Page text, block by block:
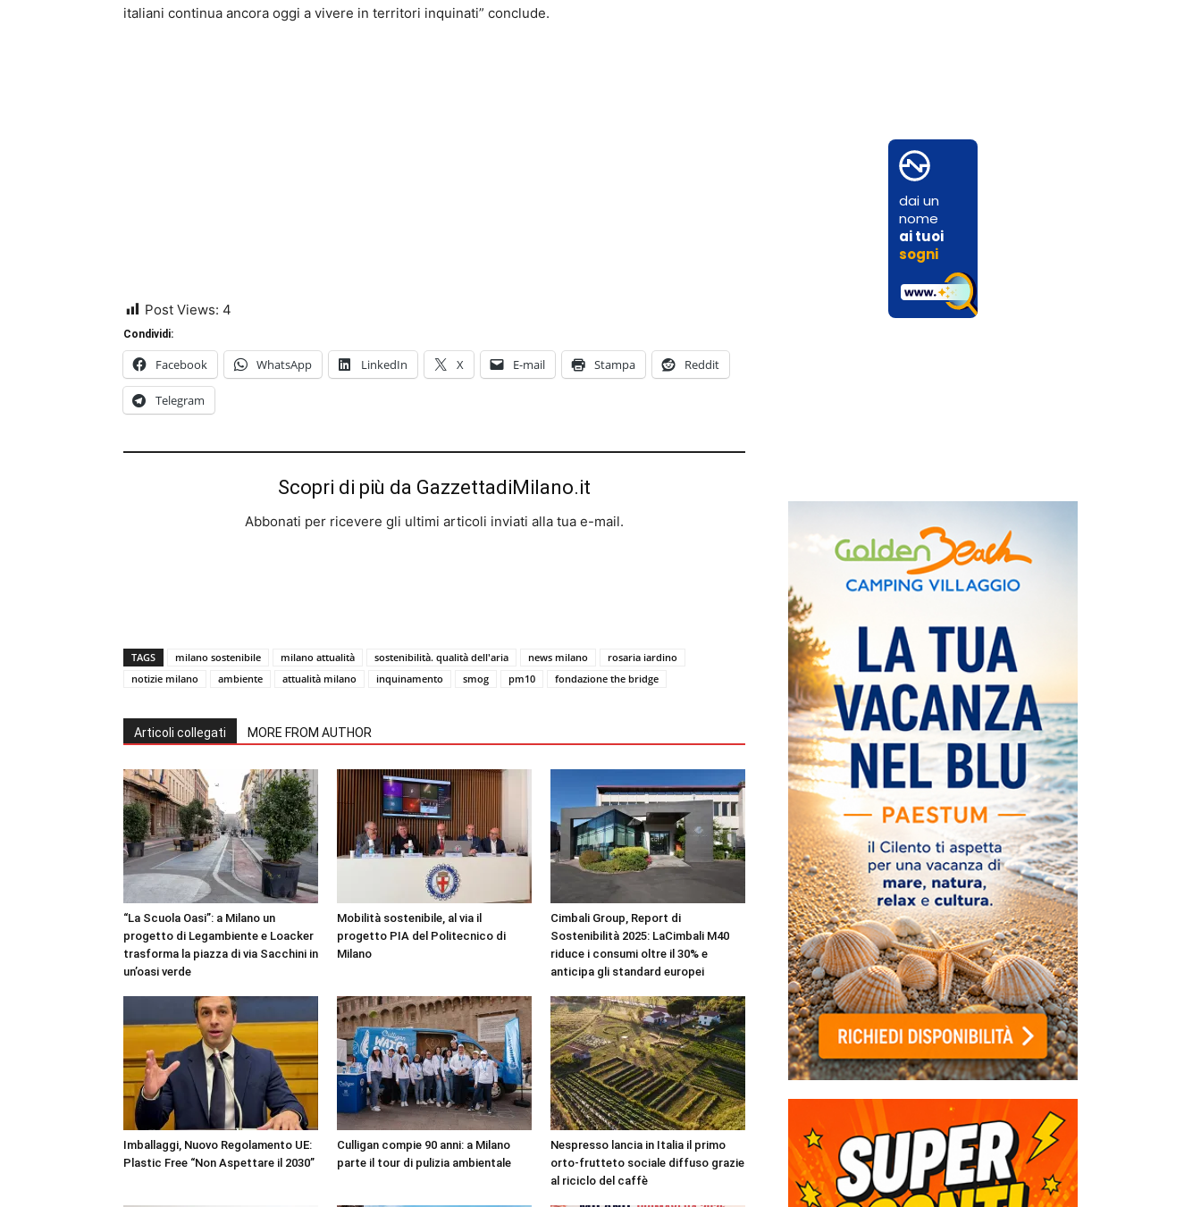
italiani continua ancora oggi a vivere in territori inquinati” conclude.
Post Views: 4
Condividi:
Facebook WhatsApp LinkedIn X E-mail Stampa Reddit
Telegram
Scopri di più da GazzettadiMilano.it
Abbonati per ricevere gli ultimi articoli inviati alla tua e-mail.
TAGS milano sostenibile milano attualità sostenibilità. qualità dell'aria news milano
rosaria iardino
notizie milano
ambiente attualità milano inquinamento smog pm10 fondazione the bridge
Articoli collegati MORE FROM AUTHOR
“La Scuola Oasi”: a Milano un
progetto di Legambiente e Loacker
trasforma la piazza di via Sacchini in
un’oasi verde
Mobilità sostenibile, al via il
progetto PIA del Politecnico di
Milano
Cimbali Group, Report di
Sostenibilità 2025: LaCimbali M40
riduce i consumi oltre il 30% e
anticipa gli standard europei
Imballaggi, Nuovo Regolamento UE:
Plastic Free “Non Aspettare il 2030”
Culligan compie 90 anni: a Milano
parte il tour di pulizia ambientale
Nespresso lancia in Italia il primo
orto-frutteto sociale diffuso grazie
al riciclo del caffè